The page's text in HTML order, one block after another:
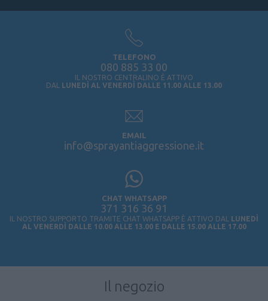
TELEFONO
080 885 33 00
IL NOSTRO CENTRALINO È ATTIVO
DAL
LUNEDÌ AL VENERDÌ DALLE 11.00 ALLE 13.00
EMAIL
info@sprayantiaggressione.it
CHAT WHATSAPP
371 316 36 91
IL NOSTRO SUPPORTO TRAMITE CHAT WHATSAPP È ATTIVO DAL
LUNEDÌ
AL VENERDÌ DALLE 10.00 ALLE 13.00 E DALLE 15.00 ALLE 17.00
Il negozio